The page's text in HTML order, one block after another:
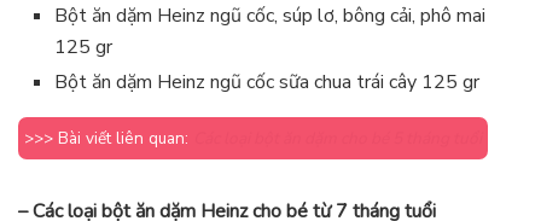
Bột ăn dặm Heinz ngũ cốc, súp lơ, bông cải, phô mai
125 gr
Bột ăn dặm Heinz ngũ cốc sữa chua trái cây 125 gr
>>> Bài viết liên quan:
– Các loại bột ăn dặm Heinz cho bé từ 7 tháng tuổi